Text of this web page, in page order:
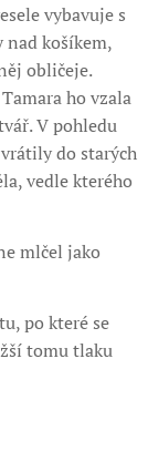
vybavuje s
nad košíkem,
obličeje.
ho vzala
V pohledu
do starých
vedle kterého
mlčel jako
po které se
tomu tlaku